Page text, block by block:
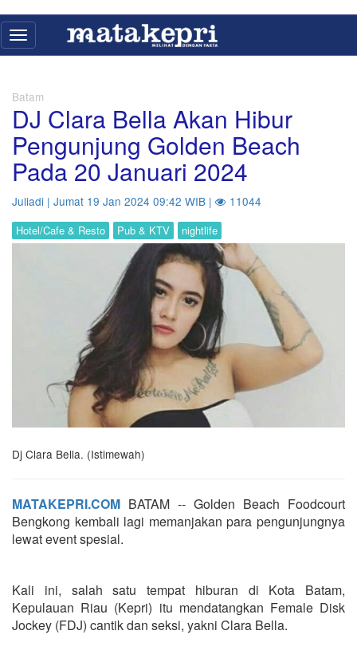
Toggle
navigation
Batam
DJ Clara Bella Akan Hibur
Pengunjung Golden Beach
Pada 20 Januari 2024
Juliadi | Jumat 19 Jan 2024 09:42 WIB | 11044
Hotel/Cafe & Resto Pub & KTV nightlife
Dj Clara Bella. (Istimewah)
MATAKEPRI.COM BATAM -- Golden Beach Foodcourt
Bengkong kembali lagi memanjakan para pengunjungnya
lewat event spesial.
Kali ini, salah satu tempat hiburan di Kota Batam,
Kepulauan Riau (Kepri) itu mendatangkan Female Disk
Jockey (FDJ) cantik dan seksi, yakni Clara Bella.